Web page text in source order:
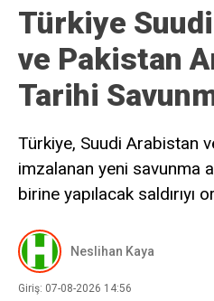
Türkiye
ve Pakistan
Tarihi
Türkiye, Suudi Arabistan
imzalanan yeni savunma
birine yapılacak saldırıyı
Neslihan Kaya
Giriş: 07-08-2026 14:56